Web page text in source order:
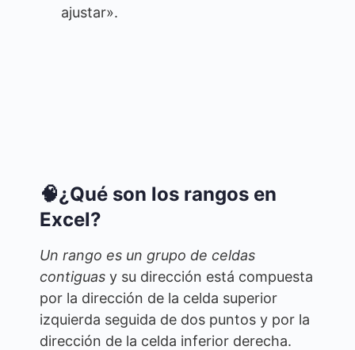
ajustar».
🧠¿Qué son los rangos en
Excel?
Un rango es un grupo de celdas
contiguas y su dirección está compuesta
por la dirección de la celda superior
izquierda seguida de dos puntos y por la
dirección de la celda inferior derecha.